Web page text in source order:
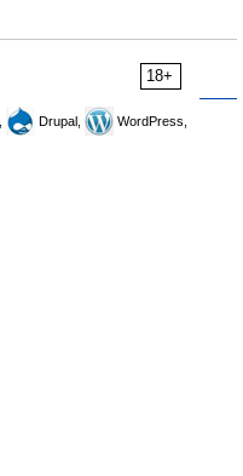
18+
Drupal,
WordPress,